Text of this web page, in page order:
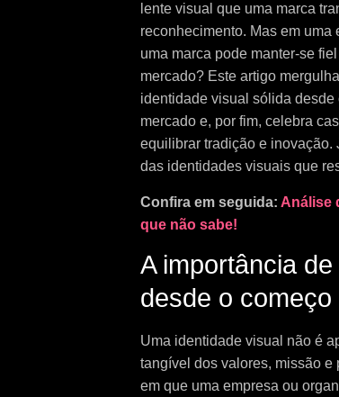
lente visual que uma marca
reconhecimento. Mas em
uma marca pode manter-se
mercado? Este artigo
identidade visual sólida
mercado e, por fim, celebra
equilibrar tradição e inovação.
das identidades visuais que
Confira em seguida: Análise
que não sabe!
A importância
desde o começo
Uma identidade visual não é
tangível dos valores, missão e
em que uma empresa ou